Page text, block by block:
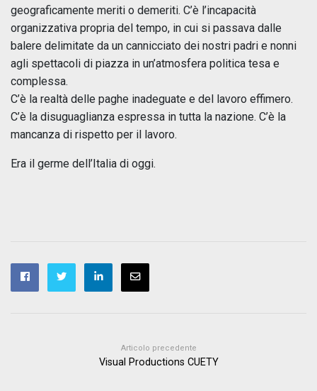
geograficamente meriti o demeriti. C’è l’incapacità
organizzativa propria del tempo, in cui si passava dalle
balere delimitate da un cannicciato dei nostri padri e nonni
agli spettacoli di piazza in un’atmosfera politica tesa e
complessa.
C’è la realtà delle paghe inadeguate e del lavoro effimero.
C’è la disuguaglianza espressa in tutta la nazione. C’è la
mancanza di rispetto per il lavoro.
Era il germe dell’Italia di oggi.
Articolo precedente
Visual Productions CUETY